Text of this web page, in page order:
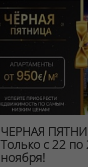
ЧЕРНАЯ
Только с 22 по
ноября!